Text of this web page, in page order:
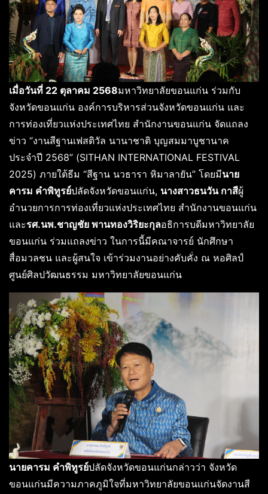
เมื่อวันที่ 22 ตุลาคม 2568มหาวิทยาลัยขอนแก่น ร่วมกับ
จังหวัดขอนแก่น องค์การบริหารส่วนจังหวัดขอนแก่น และ
การท่องเที่ยวแห่งประเทศไทย สำนักงานขอนแก่น จัดแถลง
ข่าว “งานสีฐานเฟสติวัล นานาชาติ บุญสมมาบูชานาค
ประจำปี 2568” (SITHAN INTERNATIONAL FESTIVAL
2025) ภายใต้ธีม “สีฐาน นวธารา หิมาลายัน” โดยมีนาย
คารม คำพิทูรย์ปลัดจังหวัดขอนแก่น, นางสาวธนวัน กาสีผู้
อำนวยการการท่องเที่ยวแห่งประเทศไทย สำนักงานขอนแก่น
และรศ.นพ.ชาญชัย พานทองวิริยะกุลอธิการบดีมหาวิทยาลัย
ขอนแก่น ร่วมแถลงข่าว ในการนี้มีคณาจารย์ นักศึกษา
สื่อมวลชน และผู้สนใจ เข้าร่วมงานอย่างคับคั่ง ณ หอศิลป์
ศูนย์ศิลปวัฒนธรรม มหาวิทยาลัยขอนแก่น
นายคารม คำพิทูรย์ปลัดจังหวัดขอนแก่นกล่าวว่า จังหวัด
ขอนแก่นมีความภาคภูมิใจที่มหาวิทยาลัยขอนแก่นจัดงานสี